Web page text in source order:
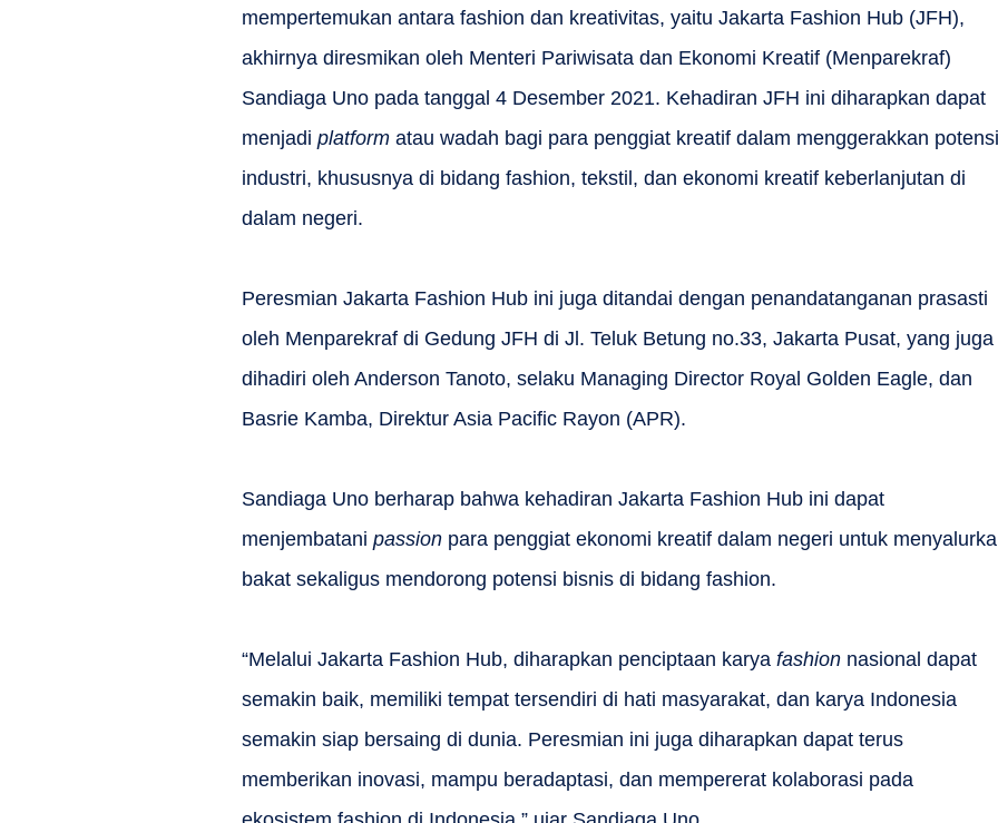
mempertemukan antara fashion dan kreativitas, yaitu Jakarta Fashion Hub (JFH),
akhirnya diresmikan oleh Menteri Pariwisata dan Ekonomi Kreatif (Menparekraf)
Sandiaga Uno pada tanggal 4 Desember 2021. Kehadiran JFH ini diharapkan dapat
menjadi platform atau wadah bagi para penggiat kreatif dalam menggerakkan potensi
industri, khususnya di bidang fashion, tekstil, dan ekonomi kreatif keberlanjutan di
dalam negeri.
Peresmian Jakarta Fashion Hub ini juga ditandai dengan penandatanganan prasasti
oleh Menparekraf di Gedung JFH di Jl. Teluk Betung no.33, Jakarta Pusat, yang juga
dihadiri oleh Anderson Tanoto, selaku Managing Director Royal Golden Eagle, dan
Basrie Kamba, Direktur Asia Pacific Rayon (APR).
Sandiaga Uno berharap bahwa kehadiran Jakarta Fashion Hub ini dapat
menjembatani passion para penggiat ekonomi kreatif dalam negeri untuk
bakat sekaligus mendorong potensi bisnis di bidang fashion.
“Melalui Jakarta Fashion Hub, diharapkan penciptaan karya fashion nasional dapat
semakin baik, memiliki tempat tersendiri di hati masyarakat, dan karya Indonesia
semakin siap bersaing di dunia. Peresmian ini juga diharapkan dapat terus
memberikan inovasi, mampu beradaptasi, dan mempererat kolaborasi pada